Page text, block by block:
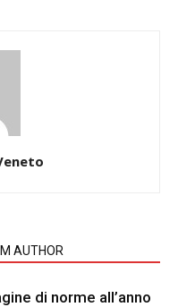
AUTHOR
di norme all’anno